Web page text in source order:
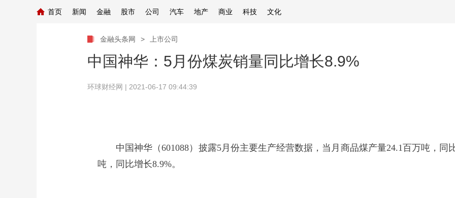
首页 新闻 金融 股市 公司 汽车 地产 商业 科技 文化
金融头条网 > 上市公司
中国神华：5月份煤炭销量同比增长8.9%
环球财经网 | 2021-06-17 09:44:39
中国神华（601088）披露5月份主要生产经营数据，当月商品煤产量24.1百万吨，同
吨，同比增长8.9%。